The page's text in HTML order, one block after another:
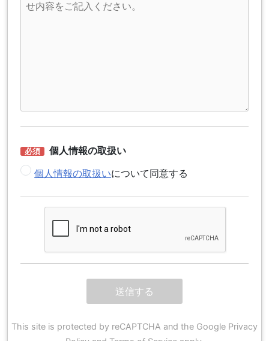
個人情報の取扱い
個人情報の取扱いについて同意する
This site is protected by reCAPTCHA and the Google Privacy